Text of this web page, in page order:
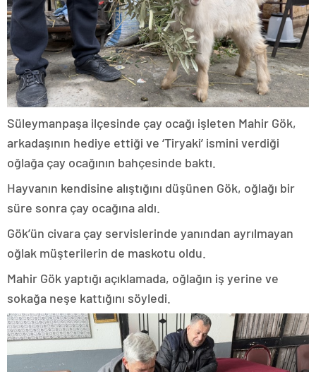
Süleymanpaşa ilçesinde çay ocağı işleten Mahir Gök,
arkadaşının hediye ettiği ve ‘Tiryaki’ ismini verdiği
oğlağa çay ocağının bahçesinde baktı.
Hayvanın kendisine alıştığını düşünen Gök, oğlağı bir
süre sonra çay ocağına aldı.
Gök’ün civara çay servislerinde yanından ayrılmayan
oğlak müşterilerin de maskotu oldu.
Mahir Gök yaptığı açıklamada, oğlağın iş yerine ve
sokağa neşe kattığını söyledi.